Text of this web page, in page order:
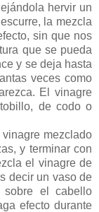
hervir un
la mezcla
sin que nos
que se pueda
y se deja hasta
veces como
El vinagre
de codo o
mezclado
y terminar con
el vinagre de
decir un vaso de
el cabello
efecto durante